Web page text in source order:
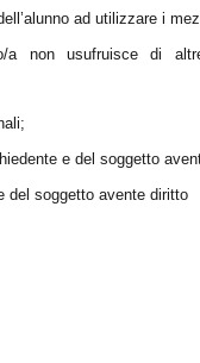
ad utilizzare i
a non usufruisce di
e del soggetto
del soggetto avente diritto